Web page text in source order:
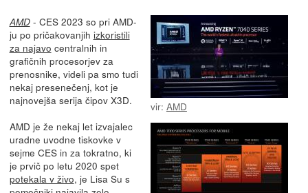
vir: AMD
AMD- CES 2023 so pri AMD-
ju po pričakovanjih izkoristili
za najavo centralnih in
grafičnih procesorjev za
prenosnike, videli pa smo tudi
nekaj presenečenj, kot je
najnovejša serija čipov X3D.
AMD je že nekaj let izvajalec
uradne uvodne tiskovke v
sejme CES in za tokratno, ki
je prvič po letu 2020 spet
potekala v živo, je Lisa Su s